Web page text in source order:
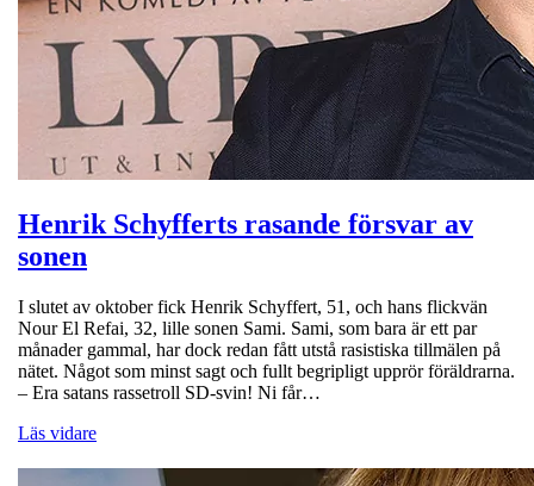
Henrik Schyfferts rasande försvar av
sonen
I slutet av oktober fick Henrik Schyffert, 51, och hans flickvän
Nour El Refai, 32, lille sonen Sami. Sami, som bara är ett par
månader gammal, har dock redan fått utstå rasistiska tillmälen på
nätet. Något som minst sagt och fullt begripligt upprör föräldrarna.
– Era satans rassetroll SD-svin! Ni får…
Läs vidare